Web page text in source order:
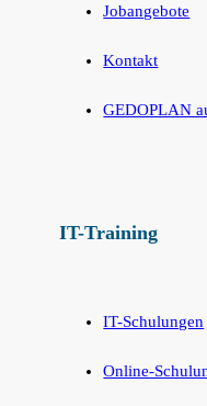
Jobangebote
Kontakt
GEDOPLAN
IT-Training
IT-Schulungen
Online-